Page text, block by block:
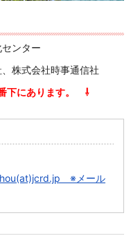
ンター
式会社時事通信社
にあります。 ⇩
※メール